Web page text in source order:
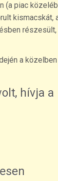
(a piac
kismacskát,
a közelben
hívja a